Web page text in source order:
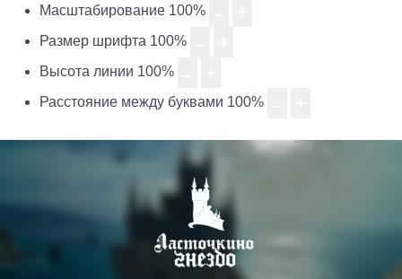
Масштабирование 100%
Размер шрифта 100%
Высота линии 100%
Расстояние между буквами 100%